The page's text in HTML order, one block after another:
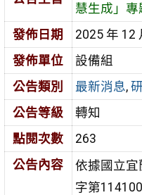
慧生成」專
發佈日期
2025 年 12
發佈單位
設備組
公告類別
最新消息,
公告等級
轉知
點閱次數
263
公告內容
依據國立宜
字第